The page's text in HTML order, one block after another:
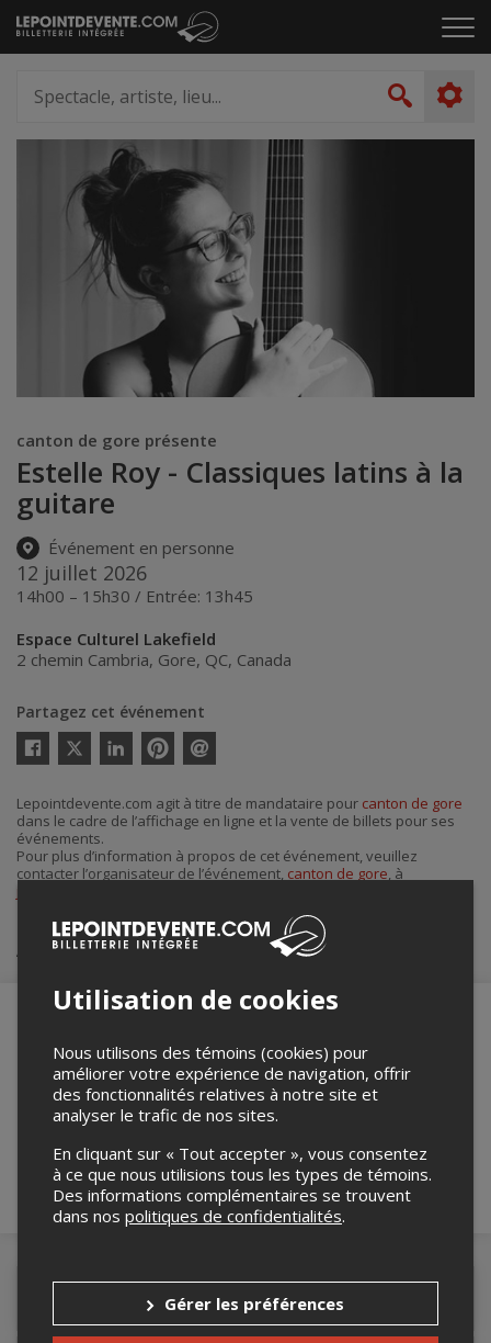
Passer
au
le
artiste,
lieu...
canton de gore présente
Estelle Roy - Classiques latins à la
guitare
Événement en personne
12 juillet 2026
14h00 – 15h30 / Entrée: 13h45
Espace Culturel Lakefield
2 chemin Cambria, Gore, QC, Canada
Partagez cet événement
Twitter
courriel
Lepointdevente.com agit à titre de mandataire pour canton de gore
dans le cadre de l’affichage en ligne et la vente de billets pour ses
événements.
Pour plus d’information à propos de cet événement, veuillez
contacter l’organisateur de l’événement, canton de gore, à
Achat de billets
Merci de confirmer que vous n'êtes pas un
robot ci-bas.
Détails de l'événement
Utilisation de cookies
Nous utilisons des témoins (cookies) pour
améliorer votre expérience de navigation, offrir
des fonctionnalités relatives à notre site et
analyser le trafic de nos sites.
En cliquant sur « Tout accepter », vous consentez
à ce que nous utilisions tous les types de témoins.
Des informations complémentaires se trouvent
dans nos politiques de confidentialités.
Gérer les préférences